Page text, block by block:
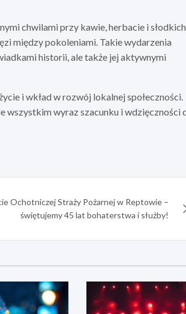
chwilami przy kawie, herbacie i słodkich
między pokoleniami. Takie wydarzenia
historii, ale także jej aktywnymi
i wkład w rozwój lokalnej społeczności.
wszystkim wyraz szacunku i wdzięczności
Ochotniczej Straży Pożarnej w Reptowie –
świętujemy 45 lat bohaterstwa i służby!